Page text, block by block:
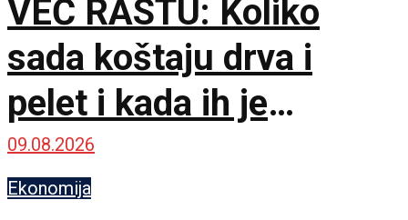
VEĆ RASTU: Koliko
sada koštaju drva i
pelet i kada ih je
najpovoljnije kupiti
09.08.2026
Ekonomija